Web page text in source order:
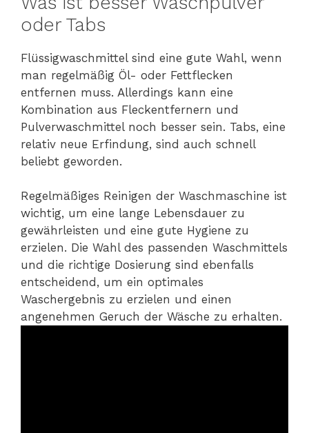
oder Tabs
Flüssigwaschmittel sind eine gute Wahl, wenn
man regelmäßig Öl- oder Fettflecken
entfernen muss. Allerdings kann eine
Kombination aus Fleckentfernern und
Pulverwaschmittel noch besser sein. Tabs, eine
relativ neue Erfindung, sind auch schnell
beliebt geworden.
Regelmäßiges Reinigen der Waschmaschine ist
wichtig, um eine lange Lebensdauer zu
gewährleisten und eine gute Hygiene zu
erzielen. Die Wahl des passenden Waschmittels
und die richtige Dosierung sind ebenfalls
entscheidend, um ein optimales
Waschergebnis zu erzielen und einen
angenehmen Geruch der Wäsche zu erhalten.